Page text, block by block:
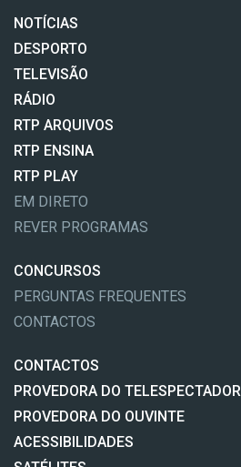
NOTÍCIAS
DESPORTO
TELEVISÃO
RÁDIO
RTP ARQUIVOS
RTP ENSINA
RTP PLAY
EM DIRETO
REVER PROGRAMAS
CONCURSOS
PERGUNTAS FREQUENTES
CONTACTOS
CONTACTOS
PROVEDORA DO TELESPECTADOR
PROVEDORA DO OUVINTE
ACESSIBILIDADES